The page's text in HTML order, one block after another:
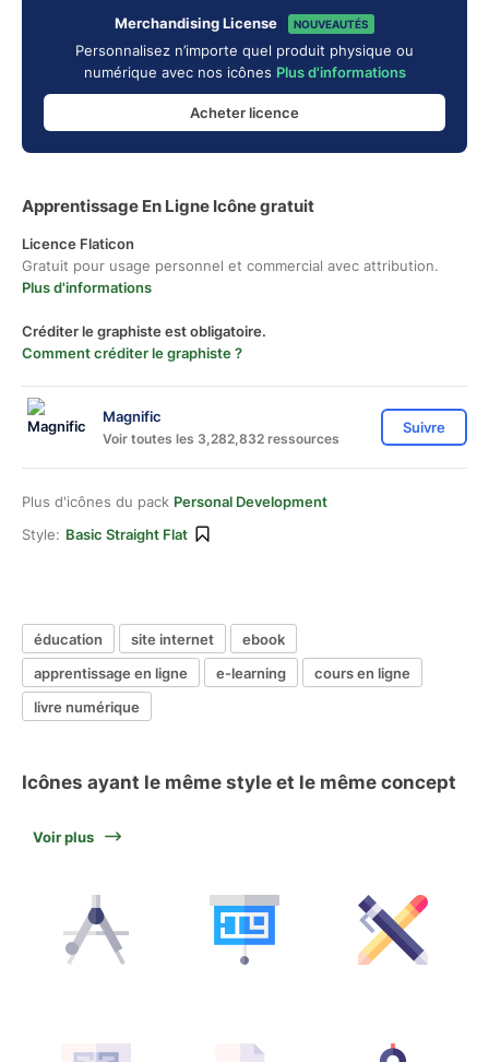
Merchandising License NOUVEAUTÉS
Personnalisez n’importe quel produit physique ou
numérique avec nos icônes Plus d'informations
Acheter licence
Apprentissage En Ligne Icône gratuit
Licence Flaticon
Gratuit pour usage personnel et commercial avec attribution.
Plus d'informations
Créditer le graphiste est obligatoire.
Comment créditer le graphiste ?
Magnific
Voir toutes les 3,282,832 ressources
Suivre
Plus d'icônes du pack Personal Development
Style: Basic Straight Flat
éducation site internet
ebook
apprentissage en ligne
e-learning
cours en ligne
livre numérique
Icônes ayant le même style et le même concept
Voir plus